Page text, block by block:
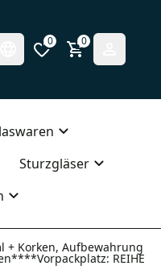
0 0
Sturzgläser
+ Korken, Aufbewahrung
REIHE